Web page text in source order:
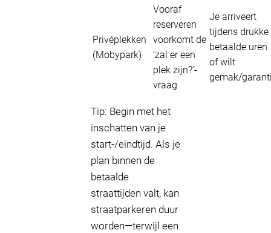
Privéplekken
(Mobypark)
Vooraf
reserveren
voorkomt de
‘zal er een
plek zijn?’-
vraag
Je arriveert
tijdens drukke
betaalde uren
of wilt
gemak/
Tip: Begin met het
inschatten van je
start-/eindtijd. Als je
plan binnen de
betaalde
straattijden valt, kan
straatparkeren duur
worden—terwijl een